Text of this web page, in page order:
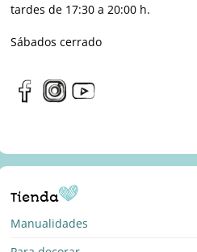
tardes de 17:30 a 20:00 h.
Sábados cerrado
Tienda
Manualidades